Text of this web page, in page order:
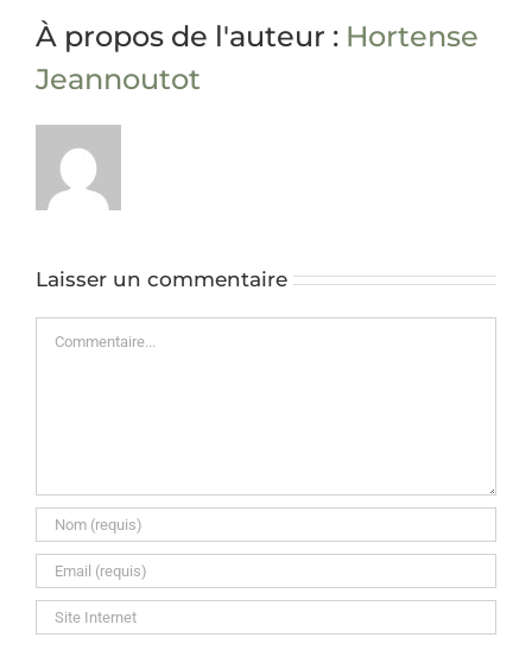
À propos de l'auteur : Hortense
Jeannoutot
Laisser un commentaire